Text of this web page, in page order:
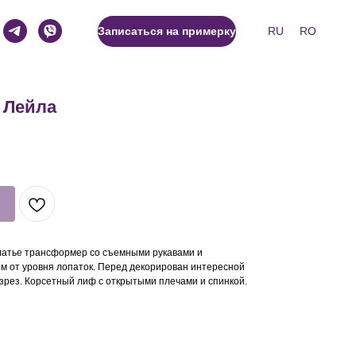
Записаться на примерку RU RO
трансформер со съемными рукавами и
уровня лопаток. Перед декорирован интересной
Корсетный лиф с открытыми плечами и спинкой.